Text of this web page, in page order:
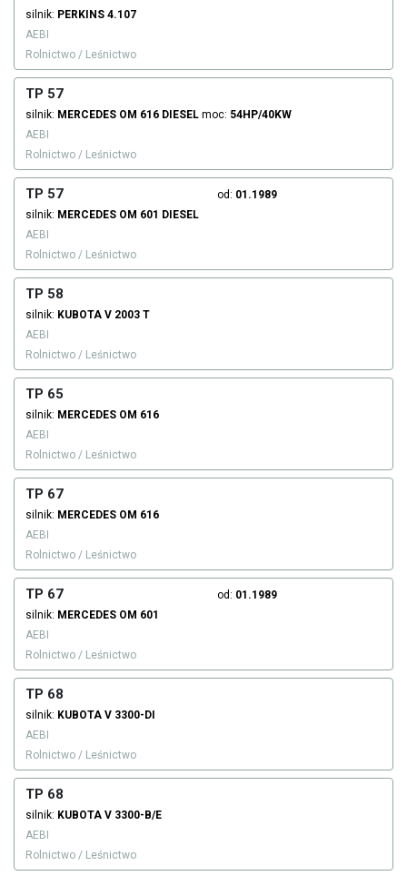
silnik: PERKINS 4.107
AEBI
Rolnictwo / Leśnictwo
TP 57
silnik: MERCEDES OM 616 DIESEL moc: 54HP/40KW
AEBI
Rolnictwo / Leśnictwo
TP 57 od: 01.1989
silnik: MERCEDES OM 601 DIESEL
AEBI
Rolnictwo / Leśnictwo
TP 58
silnik: KUBOTA V 2003 T
AEBI
Rolnictwo / Leśnictwo
TP 65
silnik: MERCEDES OM 616
AEBI
Rolnictwo / Leśnictwo
TP 67
silnik: MERCEDES OM 616
AEBI
Rolnictwo / Leśnictwo
TP 67 od: 01.1989
silnik: MERCEDES OM 601
AEBI
Rolnictwo / Leśnictwo
TP 68
silnik: KUBOTA V 3300-DI
AEBI
Rolnictwo / Leśnictwo
TP 68
silnik: KUBOTA V 3300-B/E
AEBI
Rolnictwo / Leśnictwo